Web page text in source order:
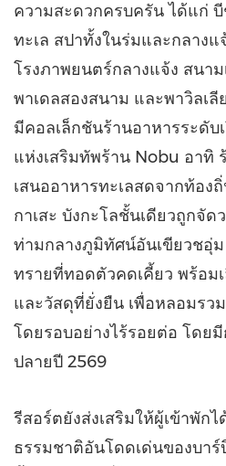
ความสะดวกครบครัน ได้แก่
ทะเล สปาทั้งในร่มและกลางแ
โรงภาพยนตร์กลางแจ้ง สนา
พาเดลสองสนาม และพาวิลเ
มีคอลเล็กชันร้านอาหารระดับ
แห่งเสริมทัพร้าน Nobu อาทิ
เสนออาหารทะเลสดจากท้อง
กาเสะ บังกะโลชั้นเดียวถูกจัด
ท่ามกลางภูมิทัศน์อันเขียวชอุ่
ทรายที่ทอดตัวคดเคี้ยว พร้อม
และวัสดุที่ยั่งยืน เพื่อหลอมรว
โดยรอบอย่างไร้รอยต่อ โดย
ปลายปี 2569
รีสอร์ตยังส่งเสริมให้ผู้เข้าพัก
ธรรมชาติอันโดดเด่นของบา